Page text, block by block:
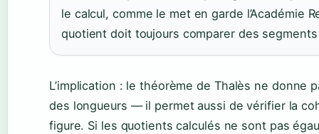
le calcul, comme le met en garde l’Académie
quotient doit toujours comparer des
L’implication : le théorème de Thalès ne donne
des longueurs — il permet aussi de vérifier la
figure. Si les quotients calculés ne sont pas